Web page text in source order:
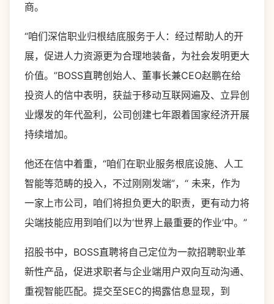
商。
“咱们深信职业归根结底服务于人：经过帮助人的开
展，促进人力资源更为合理地装备，为社会发明更大
价值。”BOSS直聘创始人、董事长兼CEO赵鹏在给
投资人的信中表明，获益于移动互联网遍及、立异创
业爆发的年代盈利，公司创建七年跟着国家经济开展
持续增加。
他还在信中着重，“咱们在职业服务根底设施、人工
智能等范畴的投入，不过刚刚发端”，“ 未来，作为
一家上市公司，咱们将担负更大的职责，更有动力将
尖端技能应用到咱们以为‘世界上最重要的作业’中。”
招股书中，BOSS直聘将自己定位为一款招聘职业革
新性产品，促进求职者与企业端用户双向互动沟通、
重视智能匹配。提交至SEC的揭露信息显现，到